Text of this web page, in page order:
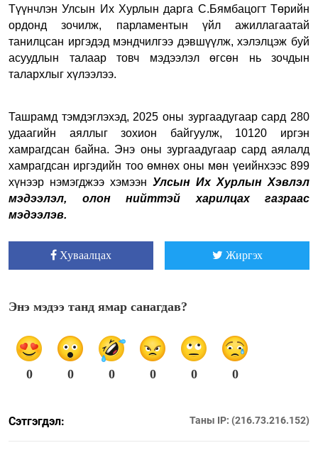
Түүнчлэн Улсын Их Хурлын дарга С.Бямбацогт Төрийн
ордонд зочилж, парламентын үйл ажиллагаатай
танилцсан иргэдэд мэндчилгээ дэвшүүлж, хэлэлцэж буй
асуудлын талаар товч мэдээлэл өгсөн нь зочдын
талархлыг хүлээлээ.
Ташрамд тэмдэглэхэд, 2025 оны зургаадугаар сард 280
удаагийн аяллыг зохион байгуулж, 10120 иргэн
хамрагдсан байна. Энэ оны зургаадугаар сард аялалд
хамрагдсан иргэдийн тоо өмнөх оны мөн үеийнхээс 899
хүнээр нэмэгджээ хэмээн Улсын Их Хурлын Хэвлэл
мэдээлэл, олон нийттэй харилцах газраас
мэдээлэв.
Хуваалцах Жиргэх
Энэ мэдээ танд ямар санагдав?
0 0 0 0 0 0
Сэтгэгдэл: Таны IP: (216.73.216.152)